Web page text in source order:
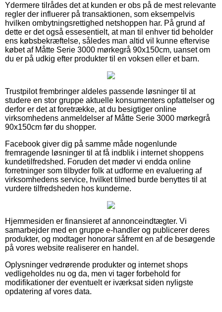
Ydermere tilrådes det at kunden er obs på de mest relevante
regler der influerer på transaktionen, som eksempelvis
hvilken ombytningsrettighed netshoppen har. På grund af
dette er det også essesentielt, at man til enhver tid beholder
ens købsbekræftelse, således man altid vil kunne eftervise
købet af Måtte Serie 3000 mørkegrå 90x150cm, uanset om
du er på udkig efter produkter til en voksen eller et barn.
Trustpilot frembringer aldeles passende løsninger til at
studere en stor gruppe aktuelle konsumenters opfattelser og
derfor er det at foretrække, at du besigtiger online
virksomhedens anmeldelser af Måtte Serie 3000 mørkegrå
90x150cm før du shopper.
Facebook giver dig på samme måde nogenlunde
fremragende løsninger til at få indblik i internet shoppens
kundetilfredshed. Foruden det møder vi endda online
forretninger som tilbyder folk at udforme en evaluering af
virksomhedens service, hvilket tilmed burde benyttes til at
vurdere tilfredsheden hos kunderne.
Hjemmesiden er finansieret af annonceindtægter. Vi
samarbejder med en gruppe e-handler og publicerer deres
produkter, og modtager honorar såfremt en af de besøgende
på vores website realiserer en handel.
Oplysninger vedrørende produkter og internet shops
vedligeholdes nu og da, men vi tager forbehold for
modifikationer der eventuelt er iværksat siden nyligste
opdatering af vores data.